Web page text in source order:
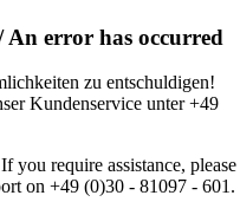
An error has occurred
zu entschuldigen!
Kundenservice unter +49
you require assistance, please
on +49 (0)30 - 81097 - 601.